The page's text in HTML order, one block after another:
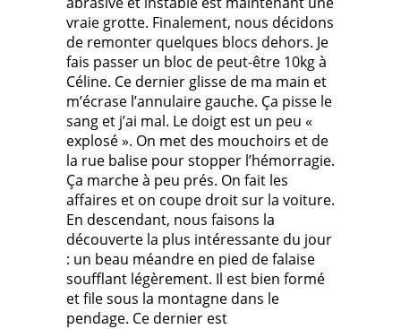
vraie grotte. Finalement, nous décidons
de remonter quelques blocs dehors. Je
fais passer un bloc de peut-être 10kg à
Céline. Ce dernier glisse de ma main et
m’écrase l’annulaire gauche. Ça pisse le
sang et j’ai mal. Le doigt est un peu «
explosé ». On met des mouchoirs et de
la rue balise pour stopper l’hémorragie.
Ça marche à peu prés. On fait les
affaires et on coupe droit sur la voiture.
En descendant, nous faisons la
découverte la plus intéressante du jour
: un beau méandre en pied de falaise
soufflant légèrement. Il est bien formé
et file sous la montagne dans le
pendage. Ce dernier est